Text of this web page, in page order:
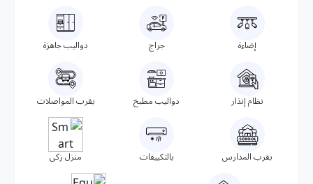
إضاءة جراج دواليب جاهزة
نظام إنذار دواليب مطبخ بقرب المواصلات
بقرب المدارس بالتكييفات منزل زكى